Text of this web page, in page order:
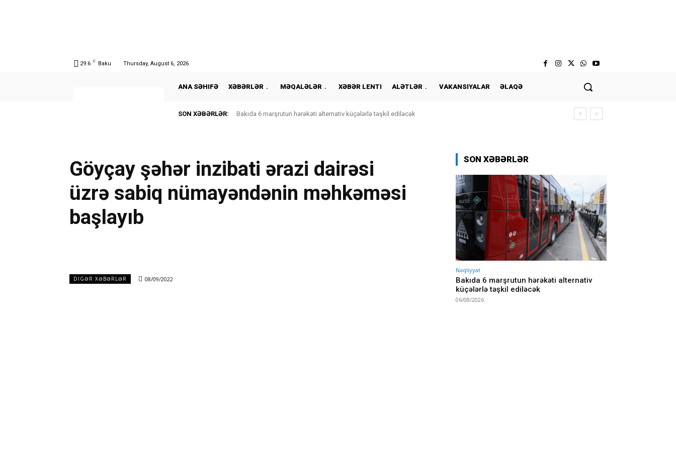
29.6 C Baku Thursday, August 6, 2026
ANA SƏHIFƏ XƏBƏRLƏR MƏQALƏLƏR XƏBƏR LENTI ALƏTLƏR VAKANSIYALAR ƏLAQƏ
SON XƏBƏRLƏR: Bakıda 6 marşrutun hərəkəti alternativ küçələrlə təşkil ediləcək
Göyçay şəhər inzibati ərazi dairəsi
üzrə sabiq nümayəndənin məhkəməsi
başlayıb
DIGƏR XƏBƏRLƏR 08/09/2022
SON XƏBƏRLƏR
Nəqliyyat
Bakıda 6 marşrutun hərəkəti alternativ
küçələrlə təşkil ediləcək
06/08/2026